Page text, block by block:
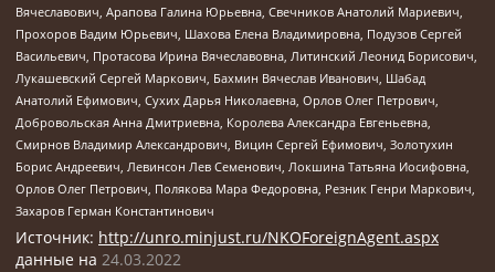
Вячеславович, Арапова Галина Юрьевна, Свечников Анатолий Мариевич,
Прохоров Вадим Юрьевич, Шахова Елена Владимировна, Подузов Сергей
Васильевич, Протасова Ирина Вячеславовна, Литинский Леонид Борисович,
Лукашевский Сергей Маркович, Бахмин Вячеслав Иванович, Шабад
Анатолий Ефимович, Сухих Дарья Николаевна, Орлов Олег Петрович,
Добровольская Анна Дмитриевна, Королева Александра Евгеньевна,
Смирнов Владимир Александрович, Вицин Сергей Ефимович, Золотухин
Борис Андреевич, Левинсон Лев Семенович, Локшина Татьяна Иосифовна,
Орлов Олег Петрович, Полякова Мара Федоровна, Резник Генри Маркович,
Захаров Герман Константинович
Источник: http://unro.minjust.ru/NKOForeignAgent.aspx
данные на 24.03.2022